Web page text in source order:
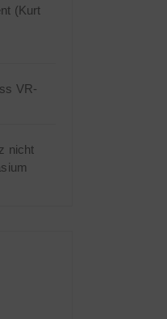
(Kurt
VR-
nicht